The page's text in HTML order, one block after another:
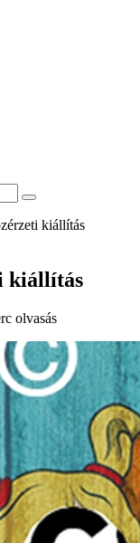
kiállítás
kiállítás
olvasás